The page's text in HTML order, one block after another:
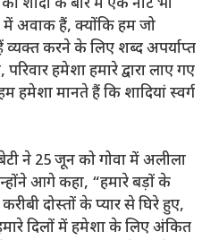
शादी के बारे में एक नोट भी
अवाक हैं, क्योंकि हम जो
करने के लिए शब्द अपर्याप्त
हमेशा हमारे द्वारा लाए गए
हमेशा मानते हैं कि शादियां स्वर्ग
ने 25 जून को गोवा में अलीला
आगे कहा, “हमारे बड़ों के
दोस्तों के प्यार से घिरे हुए,
दिलों में हमेशा के लिए अंकित